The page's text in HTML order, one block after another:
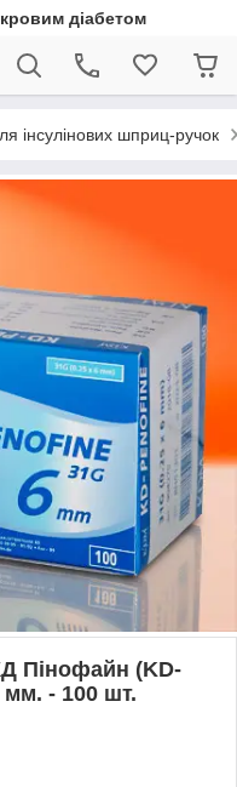
діабетом
інсулінових шприц-ручок
Пінофайн (KD-
мм. - 100 шт.